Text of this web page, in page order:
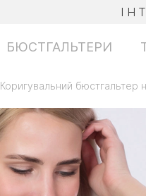
БЮСТГАЛЬТЕРИ
Коригувальний бюстгальтер